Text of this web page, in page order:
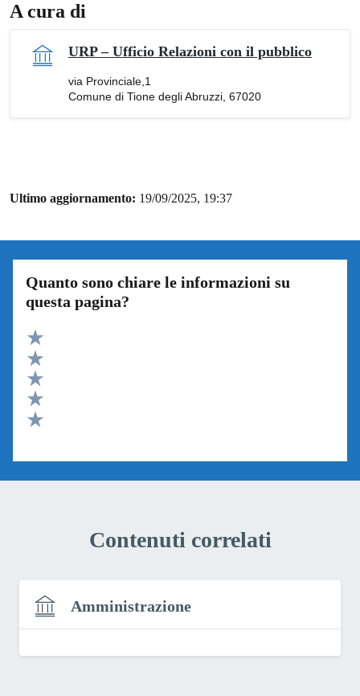
A cura di
URP – Ufficio Relazioni con il pubblico
via Provinciale,1
Comune di Tione degli Abruzzi, 67020
Ultimo aggiornamento: 19/09/2025, 19:37
Quanto sono chiare le informazioni su
questa pagina?
Valuta 5 stelle su 5
Valuta 4 stelle su 5
Valuta 3 stelle su 5
Valuta 2 stelle su 5
Contenuti correlati
Amministrazione